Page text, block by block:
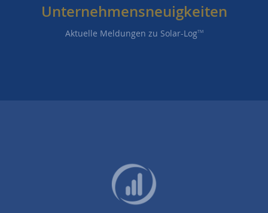
Unternehmensneuigkeiten
Aktuelle Meldungen zu Solar-LogTM